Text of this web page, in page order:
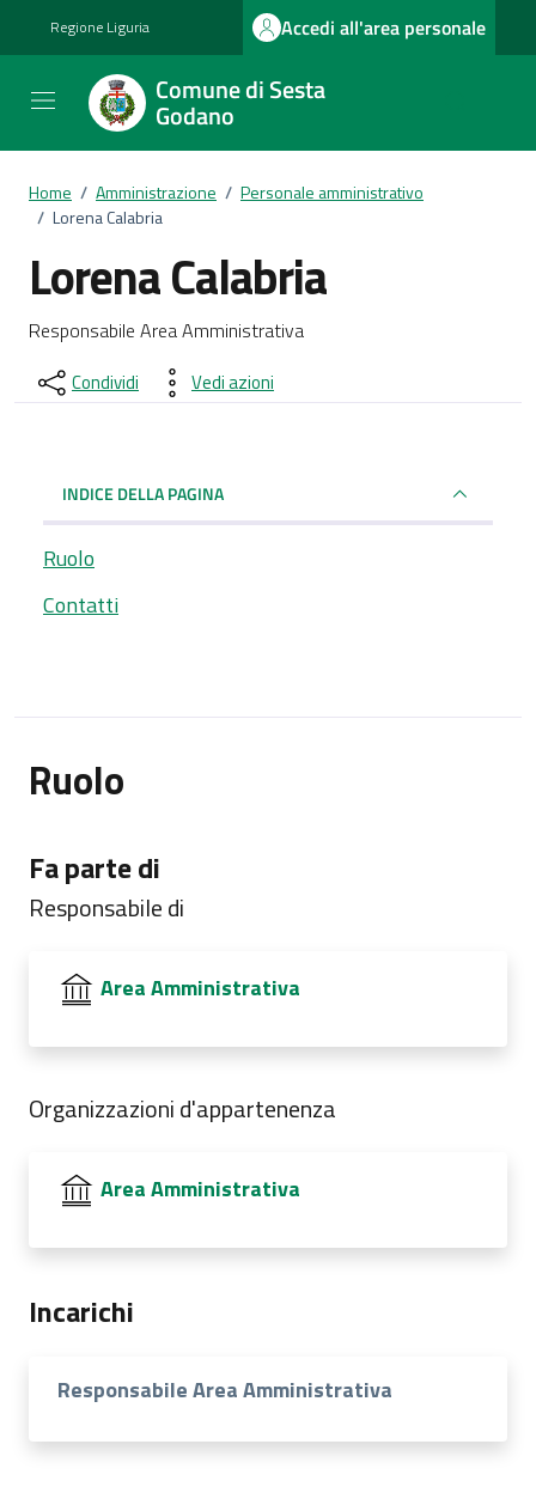
Regione Liguria Accedi all'area personale
Comune di Sesta
Godano
Home / Amministrazione / Personale amministrativo
/ Lorena Calabria
Lorena Calabria
Dettagli del documento
Responsabile Area Amministrativa
Condividi Vedi azioni
INDICE DELLA PAGINA
Ruolo
Contatti
Ruolo
Fa parte di
Responsabile di
Area Amministrativa
Organizzazioni d'appartenenza
Area Amministrativa
Incarichi
Responsabile Area Amministrativa